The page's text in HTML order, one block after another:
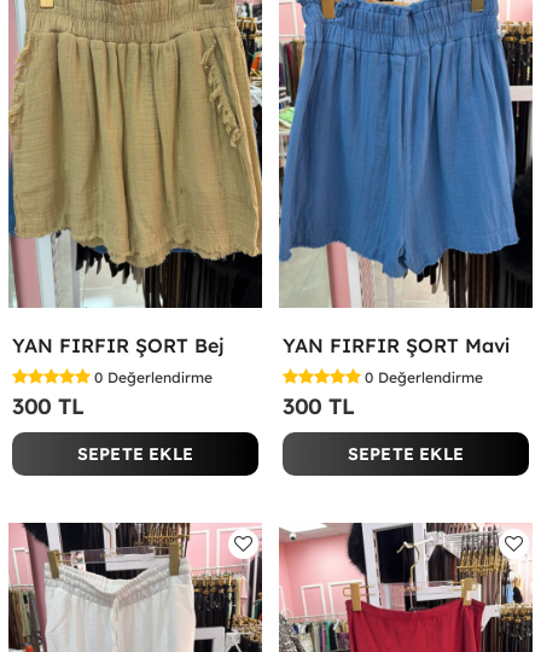
YAN FIRFIR ŞORT Bej
0 Değerlendirme
300 TL
SEPETE EKLE
YAN FIRFIR ŞORT Mavi
0 Değerlendirme
300 TL
SEPETE EKLE